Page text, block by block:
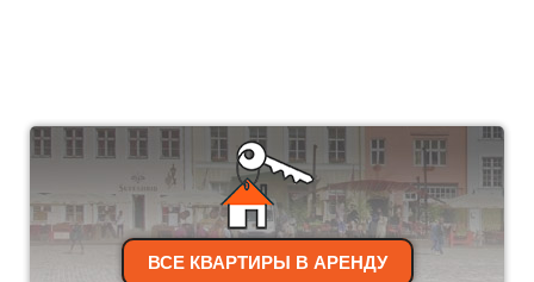
ВСЕ КВАРТИРЫ В АРЕНДУ